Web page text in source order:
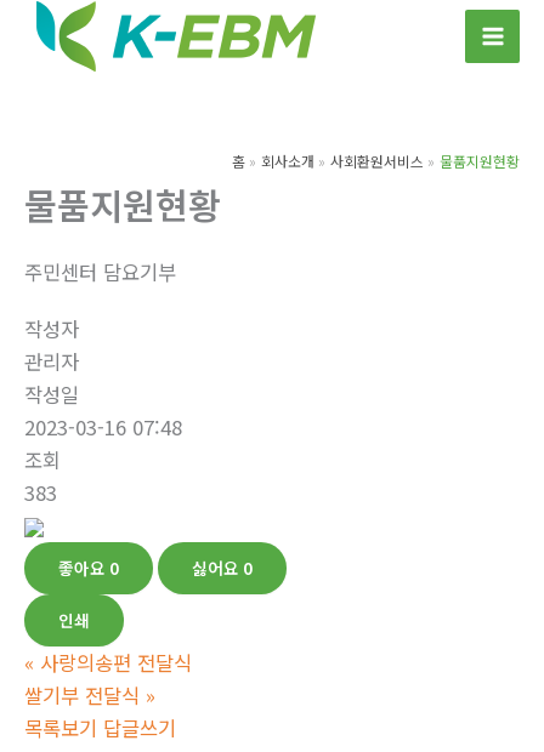
홈 회사소개 사회환원서비스 물품지원현황
물품지원현황
주민센터 담요기부
작성자
관리자
작성일
2023-03-16 07:48
조회
383
좋아요 0 싫어요 0
인쇄
« 사랑의송편 전달식
쌀기부 전달식 »
목록보기 답글쓰기